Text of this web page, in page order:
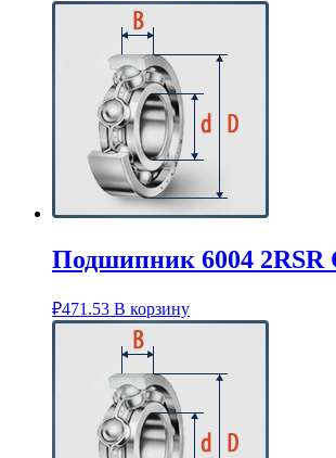
Подшипник 6004 2RSR
₽471.53 В корзину